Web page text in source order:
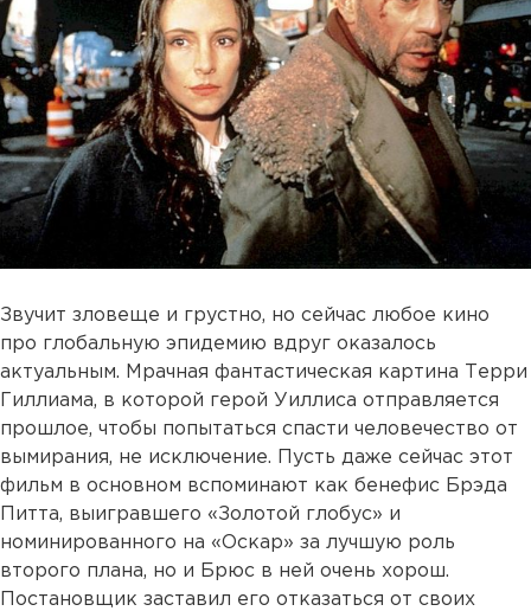
Звучит зловеще и грустно, но сейчас любое кино
про глобальную эпидемию вдруг оказалось
актуальным. Мрачная фантастическая картина Терри
Гиллиама, в которой герой Уиллиса отправляется
прошлое, чтобы попытаться спасти человечество от
вымирания, не исключение. Пусть даже сейчас этот
фильм в основном вспоминают как бенефис Брэда
Питта, выигравшего «Золотой глобус» и
номинированного на «Оскар» за лучшую роль
второго плана, но и Брюс в ней очень хорош.
Постановщик заставил его отказаться от своих